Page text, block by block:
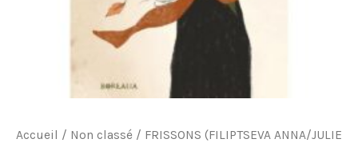
Accueil / Non classé / FRISSONS (FILIPTSEVA ANNA/JULIE